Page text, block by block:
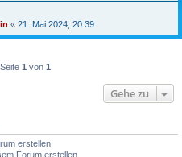
« 21. Mai 2024, 20:39
1 von 1
Gehe zu
erstellen.
Forum erstellen.